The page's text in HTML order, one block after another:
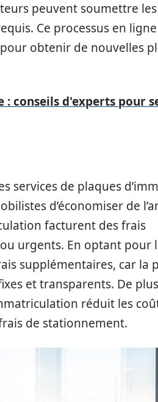
peuvent soumettre
Ce processus en
obtenir de nouvelles
conseils d'experts pour
services de plaques
d’économiser de
facturent des frais
urgents. En optant pour
supplémentaires, car la
et transparents. De
réduit les
de stationnement.